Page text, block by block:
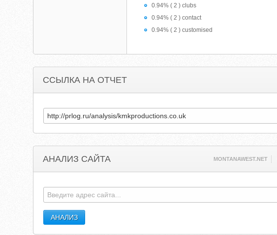
0.94% ( 2 ) clubs
0.94% ( 2 ) contact
0.94% ( 2 ) customised
ССЫЛКА НА ОТЧЕТ
АНАЛИЗ САЙТА MONTANAWEST.NET